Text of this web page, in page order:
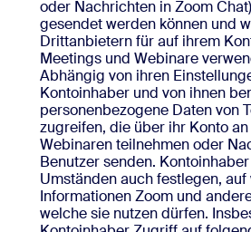
oder Nachrichten in Zoom
gesendet werden können und
Drittanbietern für auf ihrem
Meetings und Webinare
Abhängig von ihren
Kontoinhaber und von ihnen
personenbezogene Daten von
zugreifen, die über ihr Konto
Webinaren teilnehmen oder
Benutzer senden.
Umständen auch festlegen, auf
Informationen Zoom und
welche sie nutzen dürfen.